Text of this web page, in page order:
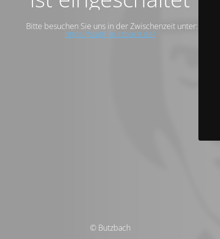
Bitte besuchen Sie uns in der Zwischenzeit unter:
https://stadt-butzbach.de/
© Butzbach